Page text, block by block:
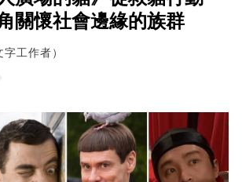
關懷社會邊緣的族群
工作者）